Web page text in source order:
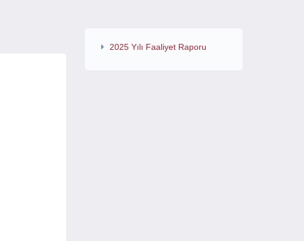
2025 Yılı Faaliyet Raporu